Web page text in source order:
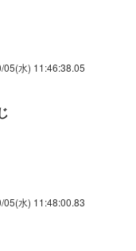
05(水) 11:46:38.05
05(水) 11:48:00.83